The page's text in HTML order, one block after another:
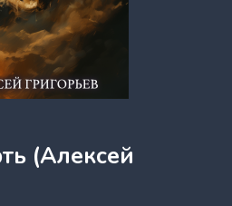
(Алексей